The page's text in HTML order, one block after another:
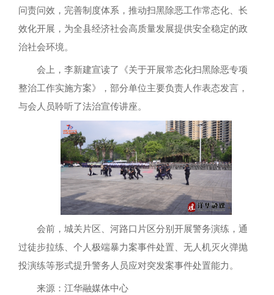
问责问效，完善制度体系，推动扫黑除恶工作常态化、长
效化开展，为全县经济社会高质量发展提供安全稳定的政
治社会环境。
会上，李新建宣读了《关于开展常态化扫黑除恶专项
整治工作实施方案》，部分单位主要负责人作表态发言，
与会人员聆听了法治宣传讲座。
会前，城关片区、河路口片区分别开展警务演练，通
过徒步拉练、个人极端暴力案事件处置、无人机灭火弹抛
投演练等形式提升警务人员应对突发案事件处置能力。
来源：江华融媒体中心